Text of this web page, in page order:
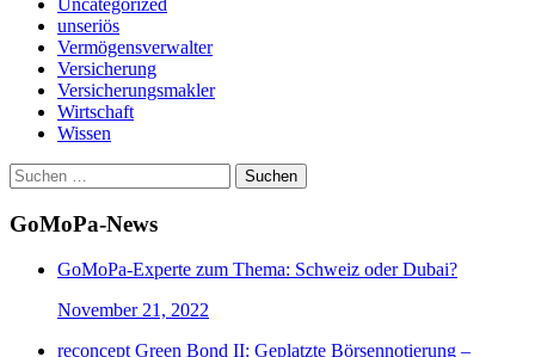
Uncategorized
unseriös
Vermögensverwalter
Versicherung
Versicherungsmakler
Wirtschaft
Wissen
Suchen
nach:
GoMoPa-News
GoMoPa-Experte zum Thema: Schweiz oder Dubai?
November 21, 2022
reconcept Green Bond II: Geplatzte Börsennotierung –